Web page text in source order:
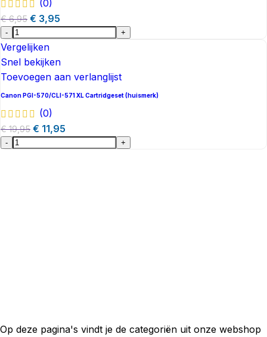
(0)
€6,95 € 3,95
- +
Vergelijken
Snel bekijken
Toevoegen aan verlanglijst
Canon PGI-570/CLI-571 XL Cartridgeset (huismerk)
(0)
€19,95 € 11,95
- +
Op deze pagina's vindt je de categoriën uit onze webshop